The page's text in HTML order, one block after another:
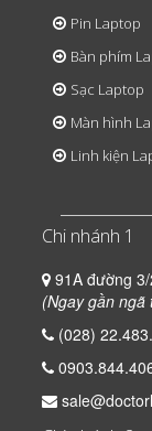
Pin Laptop
Bàn phím
Sạc Laptop
Màn hình
Linh kiện
Chi nhánh 1
91A đường
(Ngay gần
(028)